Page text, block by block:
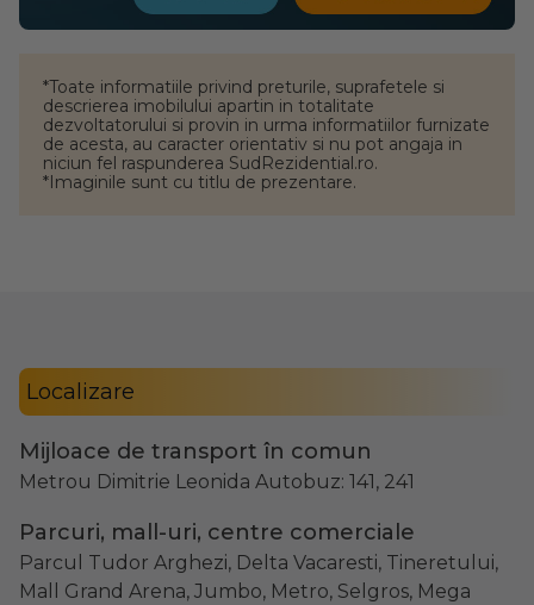
*Toate informatiile privind preturile, suprafetele si
descrierea imobilului apartin in totalitate
dezvoltatorului si provin in urma informatiilor furnizate
de acesta, au caracter orientativ si nu pot angaja in
niciun fel raspunderea SudRezidential.ro.
*Imaginile sunt cu titlu de prezentare.
Localizare
Mijloace de transport în comun
Metrou Dimitrie Leonida Autobuz: 141, 241
Parcuri, mall-uri, centre comerciale
Parcul Tudor Arghezi, Delta Vacaresti, Tineretului,
Mall Grand Arena, Jumbo, Metro, Selgros, Mega